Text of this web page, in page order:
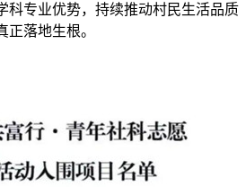
科专业优势，持续推动村民生活品质
落地生根。